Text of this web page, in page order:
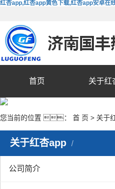
红杏app,红杏app黄色下载,红杏app安卓在
首页 关于红
您当前的位置 ： 首 页 > 关于
关于红杏app
公司简介